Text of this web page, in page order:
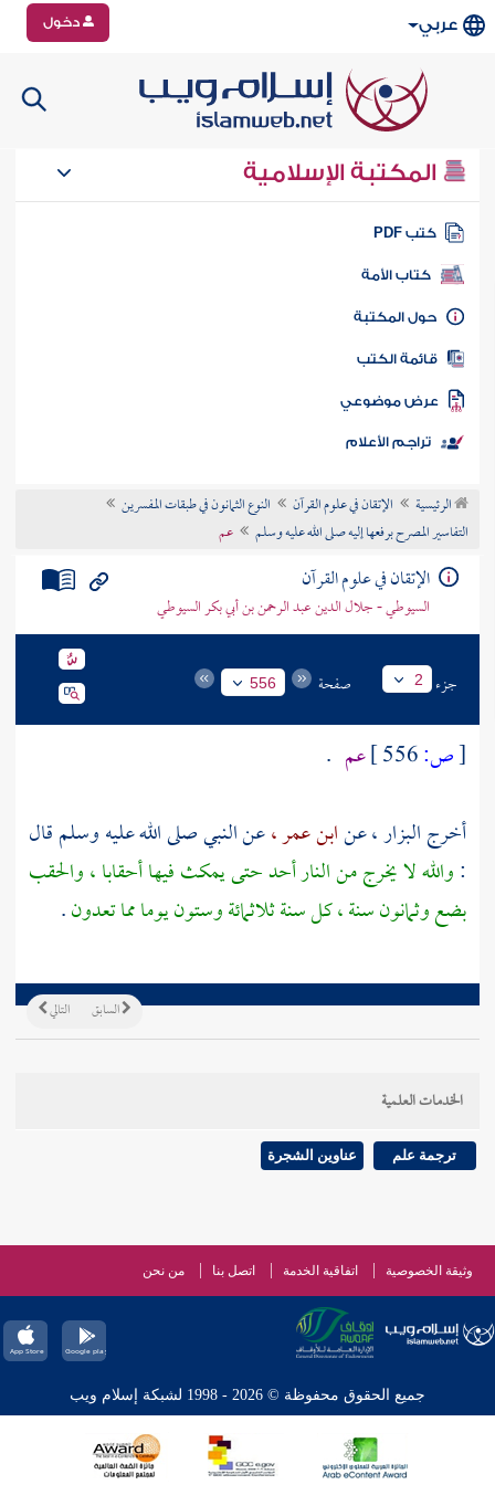
عربي دخول
المكتبة الإسلامية
كتب PDF
كتاب الأمة
المكتبة
الكتب
موضوعي
تراجم الأعلام
الرئيسية الإتقان في علوم القرآن
النوع الثمانون في طبقات المفسرين
التفاسير المصرح برفعها إليه صلى الله عليه وسلم
عم
الإتقان في علوم القرآن
السيوطي - جلال الدين عبد الرحمن بن أبي بكر السيوطي
جزء 2 صفحة 556
[ص: عم .
أخرجالبزار ،عنابن عمر ،عن النبي صلى الله عليه وسلم قال
:والله لا يخرج من النار أحد حتى يمكث فيها أحقابا ، والحقب
بضع وثمانون سنة ، كل سنة ثلاثمائة وستون يوما مما تعدون.
التالي السابق
الخدمات العلمية
ترجمة علم عناوين الشجرة
وثيقة الخصوصية اتفاقية الخدمة اتصل بنا من نحن
جميع الحقوق محفوظة © 2026 - 1998 لشبكة إسلام ويب